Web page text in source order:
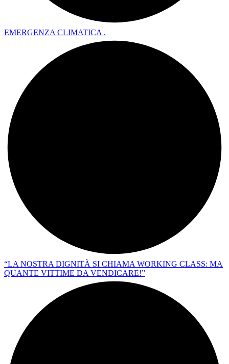
EMERGENZA CLIMATICA .
“LA NOSTRA DIGNITÀ SI CHIAMA WORKING CLASS: MA
QUANTE VITTIME DA VENDICARE!”